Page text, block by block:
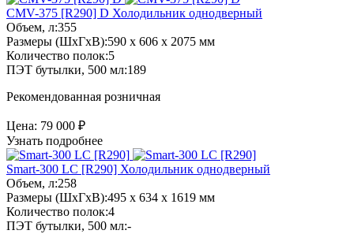
CMV-375 [R290] D Холодильник однодверный
Объем, л:355
Размеры (ШхГхВ):590 x 606 x 2075 мм
Количество полок:5
ПЭТ бутылки, 500 мл:189
Рекомендованная розничная
Цена: 79 000 ₽
Узнать подробнее
Smart-300 LC [R290] Холодильник однодверный
Объем, л:258
Размеры (ШхГхВ):495 x 634 x 1619 мм
Количество полок:4
ПЭТ бутылки, 500 мл:-